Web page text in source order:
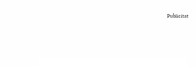
Publicitat